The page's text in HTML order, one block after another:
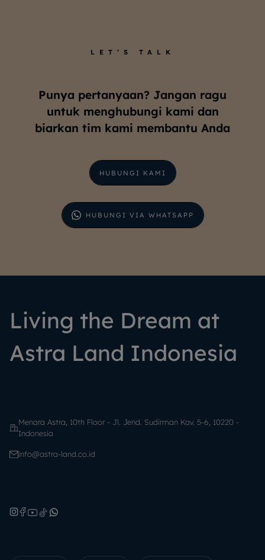
LET’S TALK
Punya pertanyaan? Jangan ragu
untuk menghubungi kami dan
biarkan tim kami membantu Anda
HUBUNGI KAMI
HUBUNGI VIA WHATSAPP
Living the Dream at
Astra Land Indonesia
Menara Astra, 10th Floor - Jl. Jend. Sudirman Kav. 5-6, 10220 -
Indonesia
info@astra-land.co.id